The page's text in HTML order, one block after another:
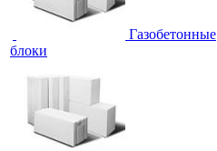
Газобетонные
блоки